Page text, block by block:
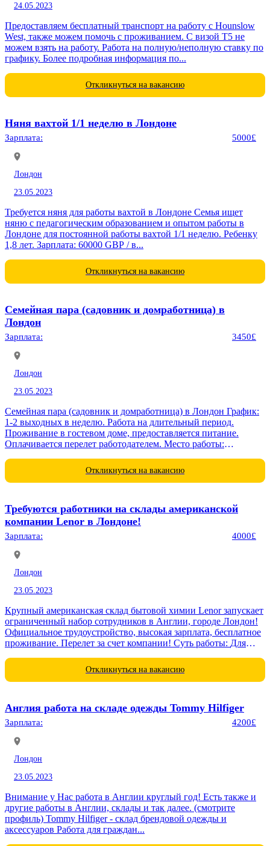
24.05.2023
Предоставляем бесплатный транспорт на работу c Hounslow
West, также можем помочь с проживанием. С визой Т5 не
можем взять на работу. Работа на полную/неполную ставку по
графику. Более подробная информация по...
Откликнуться на вакансию
Няня вахтой 1/1 неделю в Лондоне
Зарплата: 5000£
Лондон
23.05.2023
Требуется няня для работы вахтой в Лондоне Семья ищет
няню с педагогическим образованием и опытом работы в
Лондоне для постоянной работы вахтой 1/1 неделю. Ребенку
1,8 лет. Зарплата: 60000 GBP / в...
Откликнуться на вакансию
Семейная пара (садовник и домработница) в
Лондон
Зарплата: 3450£
Лондон
23.05.2023
Семейная пара (садовник и домработница) в Лондон График:
1-2 выходных в неделю. Работа на длительный период.
Проживание в гостевом доме, предоставляется питание.
Оплачивается перелет работодателем. Место работы:
двоих. -Уборка...
Откликнуться на вакансию
Требуются работники на склады американской
компании Lenor в Лондоне!
Зарплата: 4000£
Лондон
23.05.2023
Крупный американская склад бытовой химии Lenor запускает
ограниченный набор сотрудников в Англии, городе Лондон!
Официальное трудоустройство, высокая зарплата, бесплатное
проживание. Перелет за счет компании! Суть работы: Для
Откликнуться на вакансию
Англия работа на складе одежды Tommy Hilfiger
Зарплата: 4200£
Лондон
23.05.2023
Внимание у Нас работа в Англии круглый год! Есть также и
другие работы в Англии, склады и так далее. (смотрите
профиль) Tommy Hilfiger - склад брендовой одежды и
аксессуаров Работа для граждан...